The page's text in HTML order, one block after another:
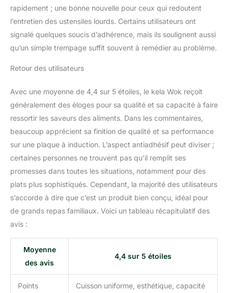
couvercle 220°C).
Nettoyage à l'eau
recommandé
rapidement ; une bonne nouvelle pour ceux qui redoutent
l’entretien des ustensiles lourds. Certains utilisateurs ont
signalé quelques soucis d’adhérence, mais ils soulignent aussi
qu’un simple trempage suffit souvent à remédier au problème.
Retour des utilisateurs
Avec une moyenne de 4,4 sur 5 étoiles, le kela Wok reçoit
généralement des éloges pour sa qualité et sa capacité à faire
ressortir les saveurs des aliments. Dans les commentaires,
beaucoup apprécient sa finition de qualité et sa performance
sur une plaque à induction. L’aspect antiadhésif peut diviser ;
certaines personnes ne trouvent pas qu’il remplit ses
promesses dans toutes les situations, notamment pour des
plats plus sophistiqués. Cependant, la majorité des utilisateurs
s’accorde à dire que c’est un produit bien conçu, idéal pour
de grands repas familiaux. Voici un tableau récapitulatif des
avis :
Moyenne
des avis
4,4 sur 5 étoiles
Points
Cuisson uniforme, esthétique, capacité